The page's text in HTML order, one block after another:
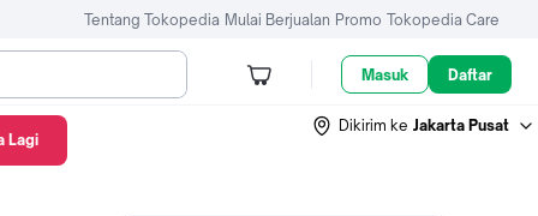
Tentang Tokopedia Mulai Berjualan Promo Tokopedia Care
Masuk Daftar
Dikirim ke Jakarta Pusat
Lagi